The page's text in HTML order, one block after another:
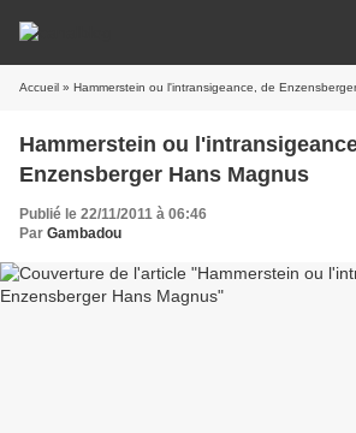
Accueil » Hammerstein ou l'intransigeance, de
Hammerstein ou
Enzensberger Hans Magnus
Publié le 22/11/2011 à 06:46
Par Gambadou